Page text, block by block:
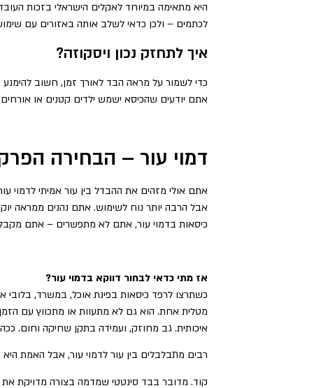
היא מתאימה במיוחד לאקלים הישראלי בזכות
לכתמים – ולכן כדאי לשלב אותה באזורים עם
איך לתחזק נכון ויסקוזה?
כדי לשמור על מראה הבד לאורך זמן, חשוב
אתם יודעים שהכיסא ישמש ילדים קטנים או
דמוי עור – הבחירה
אתם אולי מזהים את ההבדל בין עור אמיתי לדמוי
אבל הרבה יותר נוח לשימוש. אתם נהנים ממראה
כיסאות בדמוי עור, אתם לא מתפשרים – אתם
אז מתי כדאי לבחור דווקא בדמוי עור?
כשתרצו לרפד כיסאות בפינת אוכל, במשרד, בלובי
מטלית אחת. הוא גם לא מתעוות או מתכווץ עם
איכותית. גב מחוזק, ועמידה בתקן שחיקה וחום.
רבים מתבלבלים בין עור לדמוי עור, אבל האמת
קוד. מדובר בבד סינטטי שמדמה בצורה מדויקת את